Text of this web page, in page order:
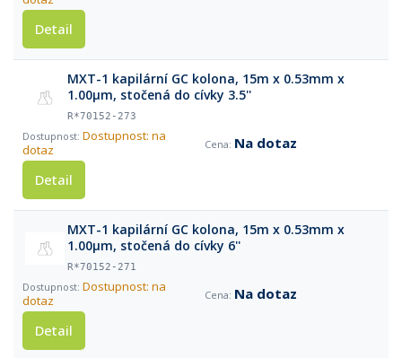
Detail
MXT-1 kapilární GC kolona, 15m x 0.53mm x
1.00μm, stočená do cívky 3.5''
R*70152-273
Dostupnost: na
dotaz
Na dotaz
Detail
MXT-1 kapilární GC kolona, 15m x 0.53mm x
1.00μm, stočená do cívky 6''
R*70152-271
Dostupnost: na
dotaz
Na dotaz
Detail